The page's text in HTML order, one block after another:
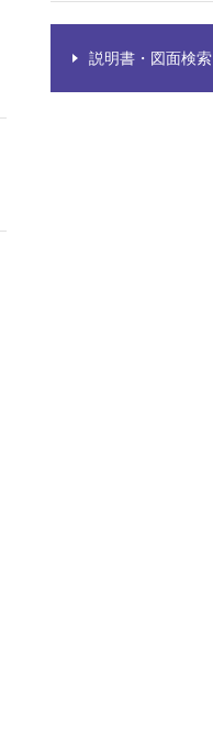
説明書・図面検索